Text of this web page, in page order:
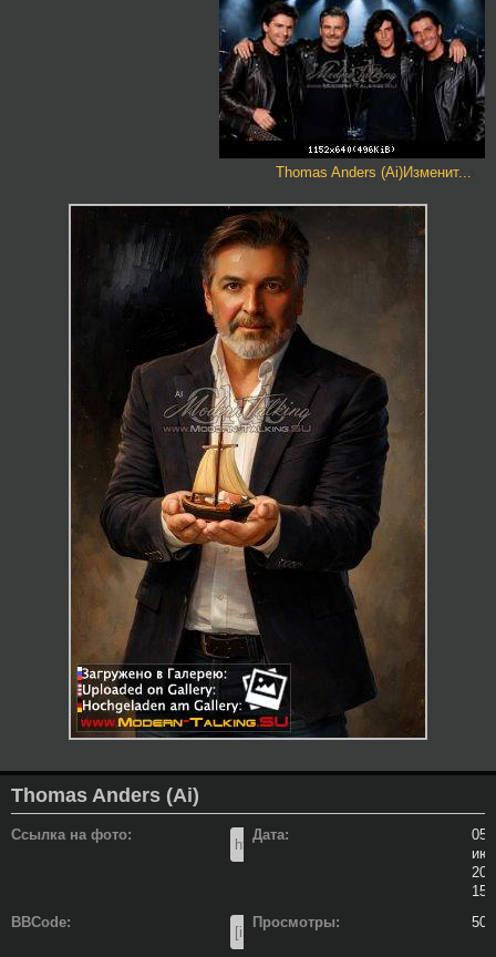
Thomas Anders (Ai)Изменит...
Thomas Anders (Ai)
Дата:
05
Ссылка на фото:
Просмотры: 50
BBCode: